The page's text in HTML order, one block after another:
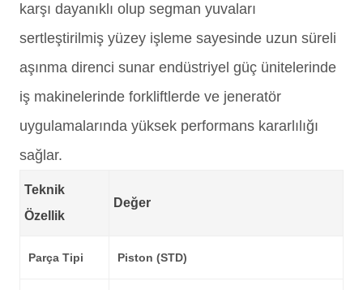
karşı dayanıklı olup segman yuvaları
sertleştirilmiş yüzey işleme sayesinde uzun süreli
aşınma direnci sunar endüstriyel güç ünitelerinde
iş makinelerinde forkliftlerde ve jeneratör
uygulamalarında yüksek performans kararlılığı
sağlar.
Teknik
Özellik
Değer
Parça Tipi Piston (STD)